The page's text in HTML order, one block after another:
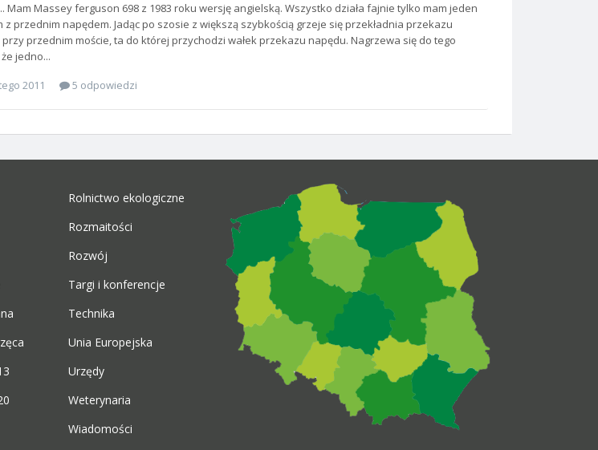
Mam Massey ferguson 698 z 1983 roku wersję angielską. Wszystko działa fajnie tylko mam jeden
z przednim napędem. Jadąc po szosie z większą szybkością grzeje się przekładnia przekazu
przednim moście, ta do której przychodzi wałek przekazu napędu. Nagrzewa się do tego
jedno...
2011
5 odpowiedzi
Rolnictwo ekologiczne
Rozmaitości
Rozwój
Targi i konferencje
Technika
Unia Europejska
Urzędy
Weterynaria
Wiadomości